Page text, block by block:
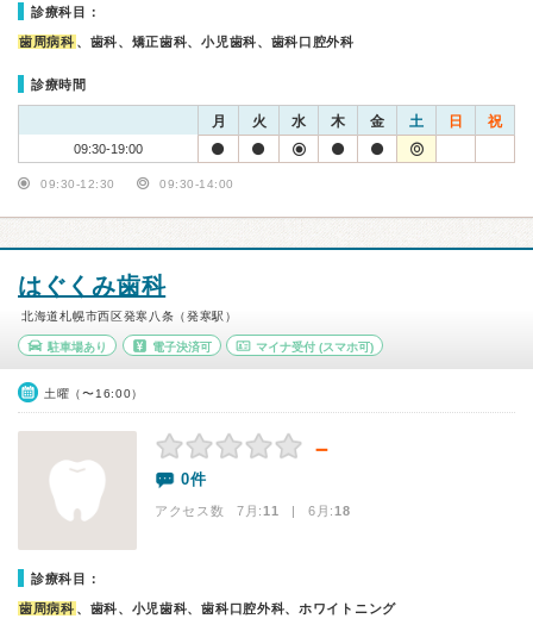
診療科目：
歯周病科 、歯科、矯正歯科、小児歯科、歯科口腔外科
診療時間
月 火 水 木 金 土 日 祝
09:30-19:00
09:30-12:30 09:30-14:00
はぐくみ歯科
北海道札幌市西区発寒八条（発寒駅）
駐車場あり 電子決済可 マイナ受付 (スマホ可)
土曜（〜16:00）
－
0件
アクセス数 7月:11 | 6月:18
診療科目：
歯周病科 、歯科、小児歯科、歯科口腔外科、ホワイトニング